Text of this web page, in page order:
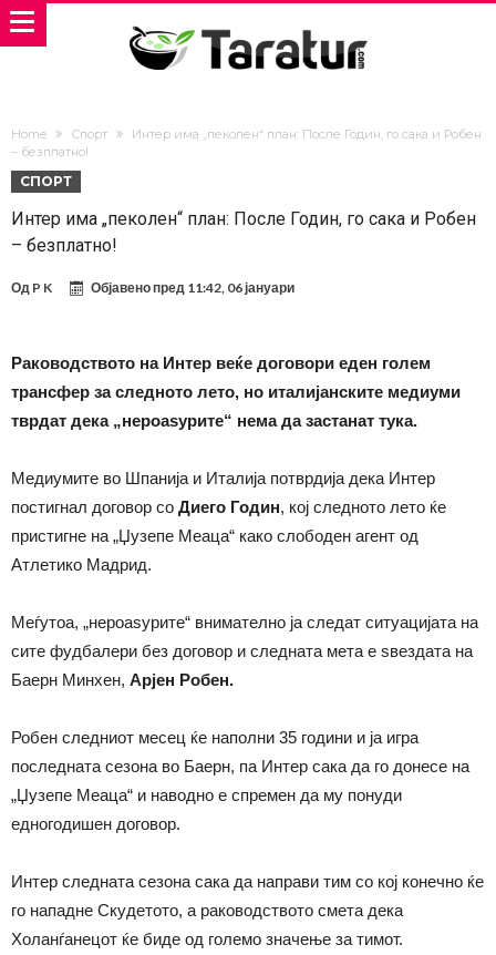
Home Спорт
Интер има „пеколен“ план: После Годин, го сака и Робен
– безплатно!
СПОРТ
Интер има „пеколен“ план: После Годин, го сака и Робен
– безплатно!
Од P K Објавено пред 11:42, 06 јануари
Раководството на Интер веќе договори еден голем
трансфер за следното лето, но италијанските медиуми
тврдат дека „нероаѕурите“ нема да застанат тука.
Медиумите во Шпанија и Италија потврдија дека Интер
постигнал договор со Диего Годин, кој следното лето ќе
пристигне на „Џузепе Меаца“ како слободен агент од
Атлетико Мадрид.
Меѓутоа, „нероаѕурите“ внимателно ја следат ситуацијата на
сите фудбалери без договор и следната мета е ѕвездата на
Баерн Минхен, Арјен Робен.
Робен следниот месец ќе наполни 35 години и ја игра
последната сезона во Баерн, па Интер сака да го донесе на
„Џузепе Меаца“ и наводно е спремен да му понуди
едногодишен договор.
Интер следната сезона сака да направи тим со кој конечно ќе
го нападне Скудетото, а раководството смета дека
Холанѓанецот ќе биде од големо значење за тимот.